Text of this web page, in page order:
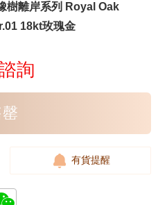
樹離岸系列 Royal Oak
18kt玫瑰金
詢
有貨提醒